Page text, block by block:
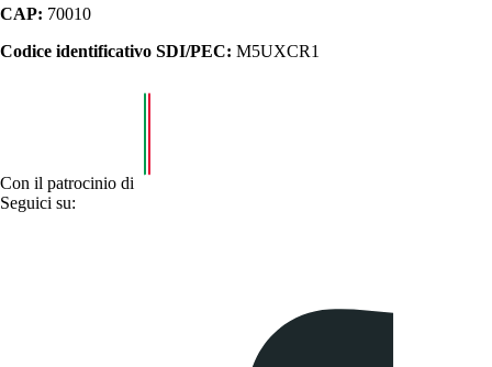
CAP: 70010
Codice identificativo SDI/PEC: M5UXCR1
Con il patrocinio di
Seguici su: